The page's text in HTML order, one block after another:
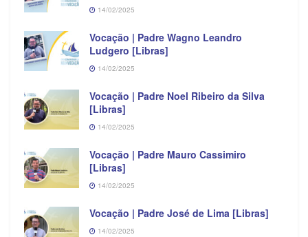
14/02/2025
Vocação | Padre Wagno Leandro
Ludgero [Libras]
14/02/2025
Vocação | Padre Noel Ribeiro da Silva
[Libras]
14/02/2025
Vocação | Padre Mauro Cassimiro
[Libras]
14/02/2025
Vocação | Padre José de Lima [Libras]
14/02/2025